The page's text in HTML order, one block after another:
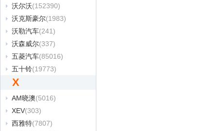
沃尔沃(152390)
沃克斯豪尔(1983)
沃勒汽车(241)
沃森威尔(337)
五菱汽车(85016)
五十铃(19773)
X
AM晓澳(5016)
XEV(303)
西雅特(7807)